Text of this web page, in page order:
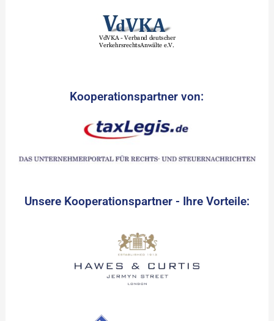
Kooperationspartner von:
Unsere Kooperationspartner - Ihre Vorteile: